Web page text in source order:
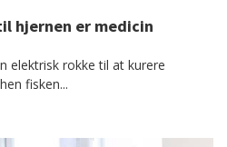
hjernen er medicin
elektrisk rokke til at kurere
fisken...